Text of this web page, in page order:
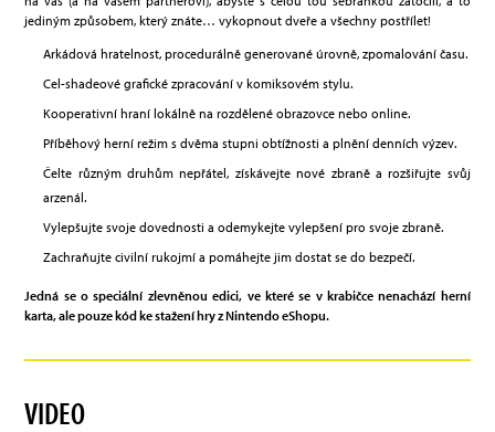
jediným způsobem, který znáte… vykopnout dveře a všechny postřílet!
Arkádová hratelnost, procedurálně generované úrovně, zpomalování času.
Cel-shadeové grafické zpracování v komiksovém stylu.
Kooperativní hraní lokálně na rozdělené obrazovce nebo online.
Příběhový herní režim s dvěma stupni obtížnosti a plnění denních výzev.
Čelte různým druhům nepřátel, získávejte nové zbraně a rozšiřujte svůj
arzenál.
Vylepšujte svoje dovednosti a odemykejte vylepšení pro svoje zbraně.
Zachraňujte civilní rukojmí a pomáhejte jim dostat se do bezpečí.
Jedná se o speciální zlevněnou edici, ve které se v krabičce nenachází herní
karta, ale pouze kód ke stažení hry z Nintendo eShopu.
VIDEO